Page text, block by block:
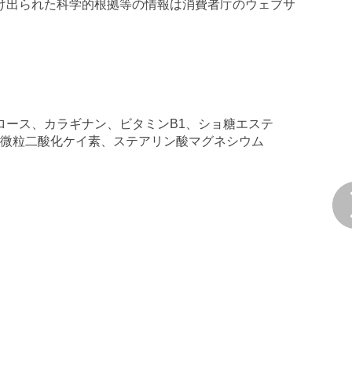
られた科学的根拠等の情報は消費者庁のウェブサ
ス、カラギナン、ビタミンB1、ショ糖エステ
粒二酸化ケイ素、ステアリン酸マグネシウム